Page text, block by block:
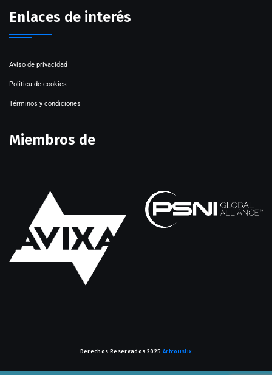
Enlaces de interés
Aviso de privacidad
Política de cookies
Términos y condiciones
Miembros de
Derechos Reservados 2025 Artcoustix